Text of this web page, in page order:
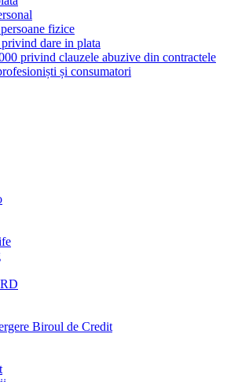
fizice
dare in plata
privind clauzele abuzive din contractele
și consumatori
Biroul de Credit